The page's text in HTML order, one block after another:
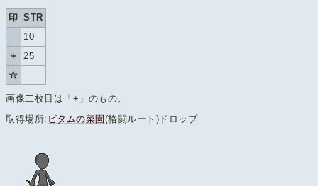
印 STR
10
＋
25
☆
画像二枚目は「+」のもの。
取得場所: ビタムの菜園(格闘ルート)ドロップ